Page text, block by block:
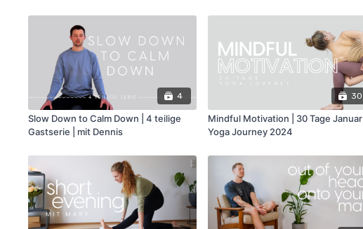
4
Slow Down to Calm Down | 4 teilige
Gastserie | mit Dennis
30
Mindful Motivation | 30 Tage Januar
Yoga Journey 2024